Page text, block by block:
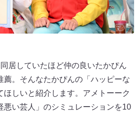
居していたほど仲の良いたかぴん
。そんなたかぴんの「ハッピーな
ほしいと紹介します。アメトーーク
悪い芸人」のシミュレーションを10